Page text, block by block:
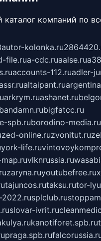
каталог компаний по
kolonka.ru
file.rua-cdc.ruaalse.ru
accounts-112.ruadler-
altaipant.ru
arkrym.ruashanet.ru
bandamn.rubigfatcc.ru
spb.ruborodino-media.ru
zed-online.ruzvonitut.ru
york-life.ru
vlknrussia.ru
zaryna.ruyoutubefree.ru
tajuncos.rutaksu.rutor-
splclub.ru
slovar-ivrit.ru
kanotiforet.spb.ru
praga.spb.ru